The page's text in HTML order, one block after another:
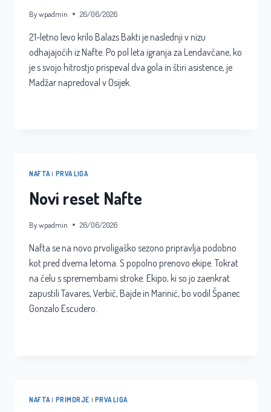
Bywpadmin 26/06/2026
21-letno levo krilo Balazs Bakti je naslednji v nizu
odhajajočih iz Nafte. Po pol leta igranja za Lendavčane, ko
je s svojo hitrostjo prispeval dva gola in štiri asistence, je
Madžar napredoval v Osijek.
NAFTA| PRVA LIGA
Novi reset Nafte
Bywpadmin 26/06/2026
Nafta se na novo prvoligaško sezono pripravlja podobno
kot pred dvema letoma. S popolno prenovo ekipe. Tokrat
na čelu s spremembami stroke. Ekipo, ki so jo zaenkrat
zapustili Tavares, Verbič, Bajde in Marinić, bo vodil Španec
Gonzalo Escudero.
NAFTA| PRIMORJE | PRVA LIGA